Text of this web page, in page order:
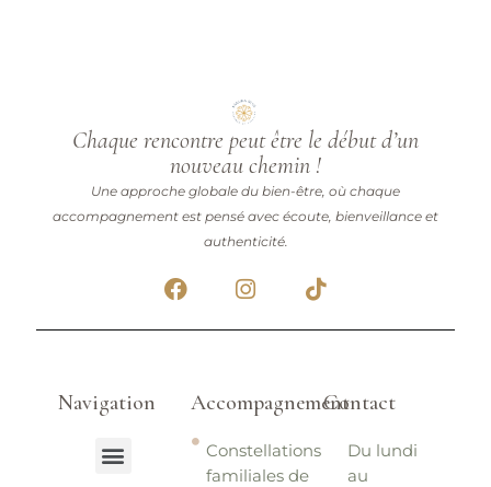
Chaque rencontre peut être le début d’un
nouveau chemin !
Une approche globale du bien-être, où chaque
accompagnement est pensé avec écoute, bienveillance et
authenticité.
F
a
c
I
n
s
r
a
m
T
i
k
k
Navigation
Menu
Accompagnement
Constellations
familiales de
Contact
Du lundi
au